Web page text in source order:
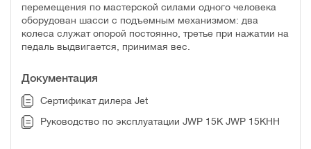
перемещения по мастерской силами одного человека
оборудован шасси с подъемным механизмом: два
колеса служат опорой постоянно, третье при нажатии на
педаль выдвигается, принимая вес.
Документация
Сертификат дилера Jet
Руководство по эксплуатации JWP 15K JWP 15KHH